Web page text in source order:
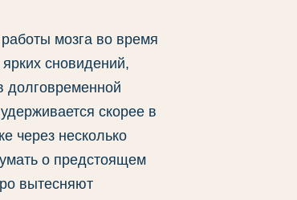
мозга во время
сновидений,
долговременной
скорее в
через несколько
о предстоящем
вытесняют